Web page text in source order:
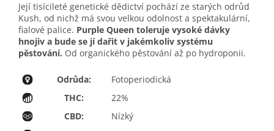
Její tisícileté genetické dědictví pochází ze starých odrůd
Kush, od nichž má svou velkou odolnost a spektakulární,
fialové palice. Purple Queen toleruje vysoké dávky
hnojiv a bude se jí dařit v jakémkoliv systému
pěstování. Od organického pěstování až po hydroponii.
Odrůda:
Fotoperiodická
THC:
22%
CBD:
Nízký